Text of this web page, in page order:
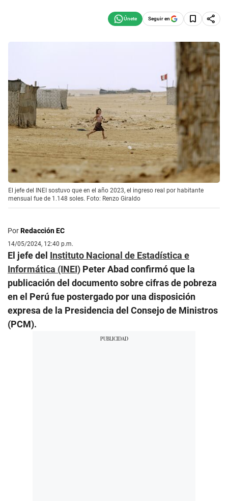
Seguir en
El jefe del INEI sostuvo que en el año 2023, el ingreso real por habitante
mensual fue de 1.148 soles. Foto: Renzo Giraldo
PorRedacción EC
14/05/2024, 12:40 p.m.
El jefe del Instituto Nacional de Estadística e
Informática (INEI) Peter Abad confirmó que la
publicación del documento sobre cifras de pobreza
en el Perú fue postergado por una disposición
expresa de la Presidencia del Consejo de Ministros
(PCM).